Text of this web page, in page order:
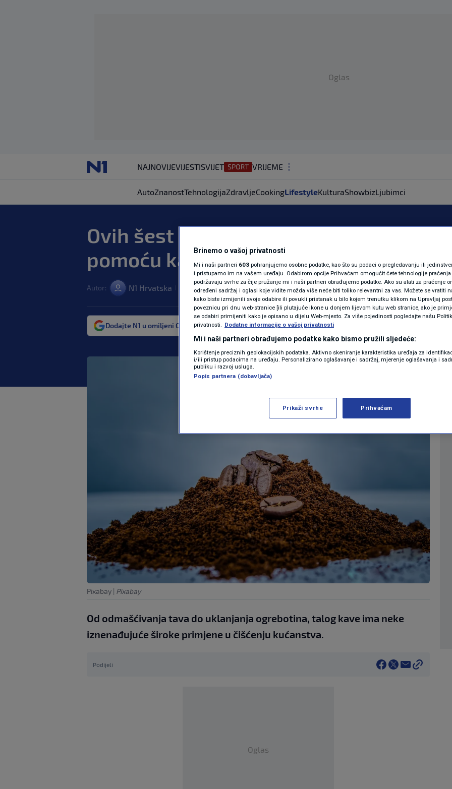
Oglas
NAJNOVIJEVIJESTISVIJET
VRIJEME
REGIJA
MAGAZIN
KOLUMNE
N1(DIS)INFO
KLIMATSKE PROMJENE
FOTO
VIDEO
AutoZnanostTehnologijaZdravljeCookingLifestyleKulturaShowbizLjubimci
Ovih šest stvari možete očistiti
pomoću kave
Autor: N1 Hrvatska 19. lis. 2023. 16:59 | LIFESTYLE | 0 komentara
Dodajte N1 u omiljeni Google izvor Više
Pixabay | Pixabay
Od odmašćivanja tava do uklanjanja ogrebotina, talog kave ima neke
iznenađujuće široke primjene u čišćenju kućanstva.
Podijeli
Oglas
Brinemo o vašoj privatnosti
Mi i naši partneri 603 pohranjujemo osobne podatke, kao što su podaci o pregledavanju ili
i pristupamo im na vašem uređaju. Odabirom opcije Prihvaćam omogućit ćete tehnologije praćenja
podržavaju svrhe za čije pružanje mi i naši partneri obrađujemo podatke. Ako su alati za praćenje
određeni sadržaj i oglasi koje vidite možda više neće biti toliko relevantni za vas. Možete se vratiti
kako biste izmijenili svoje odabire ili povukli pristanak u bilo kojem trenutku klikom na Upravljaj
poveznicu pri dnu web-stranice [ili plutajuće ikone u donjem lijevom kutu web stranice, ako je
se odabiri primijeniti kako je opisano u dijelu Web-mjesto. Za više pojedinosti pogledajte našu
privatnosti. Dodatne informacije o vašoj privatnosti
Mi i naši partneri obrađujemo podatke kako bismo pružili sljedeće:
Korištenje preciznih geolokacijskih podataka. Aktivno skeniranje karakteristika uređaja za
i/ili pristup podacima na uređaju. Personalizirano oglašavanje i sadržaj, mjerenje oglašavanja i
publiku i razvoj usluga.
Popis partnera (dobavljača)
Prikaži svrhe Prihvaćam